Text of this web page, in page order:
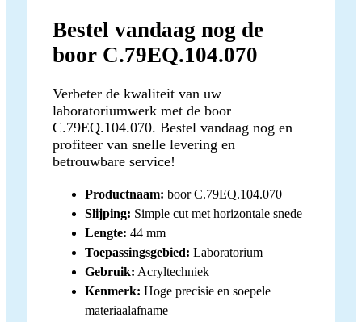
Bestel vandaag nog de
boor C.79EQ.104.070
Verbeter de kwaliteit van uw
laboratoriumwerk met de boor
C.79EQ.104.070. Bestel vandaag nog en
profiteer van snelle levering en
betrouwbare service!
Productnaam: boor C.79EQ.104.070
Slijping: Simple cut met horizontale snede
Lengte: 44 mm
Toepassingsgebied: Laboratorium
Gebruik: Acryltechniek
Kenmerk: Hoge precisie en soepele
materiaalafname